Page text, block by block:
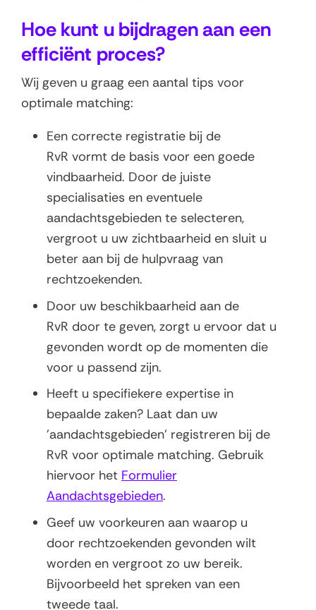
Hoe kunt u bijdragen aan een
efficiënt proces?
Wij geven u graag een aantal tips voor
optimale matching:
Een correcte registratie bij de
RvR vormt de basis voor een goede
vindbaarheid. Door de juiste
specialisaties en eventuele
aandachtsgebieden te selecteren,
vergroot u uw zichtbaarheid en sluit u
beter aan bij de hulpvraag van
rechtzoekenden.
Door uw beschikbaarheid aan de
RvR door te geven, zorgt u ervoor dat u
gevonden wordt op de momenten die
voor u passend zijn.
Heeft u specifiekere expertise in
bepaalde zaken? Laat dan uw
'aandachtsgebieden' registreren bij de
RvR voor optimale matching. Gebruik
hiervoor het Formulier
Aandachtsgebieden.
Geef uw voorkeuren aan waarop u
door rechtzoekenden gevonden wilt
worden en vergroot zo uw bereik.
Bijvoorbeeld het spreken van een
tweede taal.